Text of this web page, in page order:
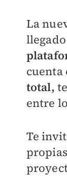
La
cuenta
total,
entre
Te